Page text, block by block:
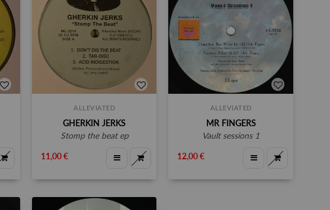
ALLEVIATED
GHERKIN JERKS
stomp the beat ep
11,00 €
ALLEVIATED
MR FINGERS
vault sessions 1
12,00 €